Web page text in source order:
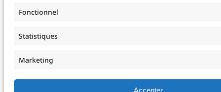
Fonctionnel
Statistiques
Marketing
Accepter